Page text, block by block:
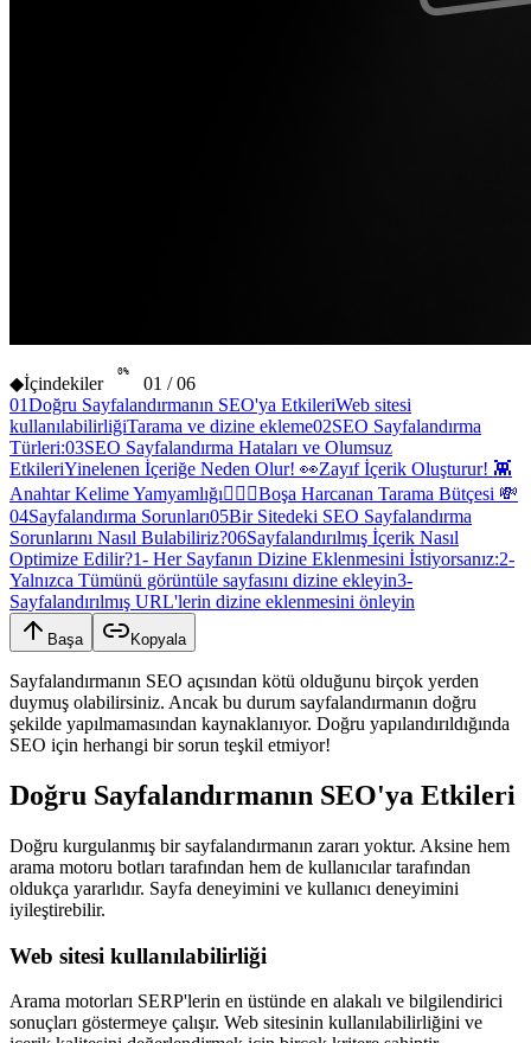
◆İçindekiler
0%
01 /06
01Doğru Sayfalandırmanın SEO'ya EtkileriWeb sitesi
kullanılabilirliğiTarama ve dizine ekleme02SEO Sayfalandırma
Türleri:03SEO Sayfalandırma Hataları ve Olumsuz
EtkileriYinelenen İçeriğe Neden Olur! 👀Zayıf İçerik Oluşturur! 👾
Anahtar Kelime Yamyamlığı🧛🏻‍♂️Boşa Harcanan Tarama Bütçesi 💸
04Sayfalandırma Sorunları05Bir Sitedeki SEO Sayfalandırma
Sorunlarını Nasıl Bulabiliriz?06Sayfalandırılmış İçerik Nasıl
Optimize Edilir?1- Her Sayfanın Dizine Eklenmesini İstiyorsanız:2-
Yalnızca Tümünü görüntüle sayfasını dizine ekleyin3-
Sayfalandırılmış URL'lerin dizine eklenmesini önleyin
Başa Kopyala
Sayfalandırmanın SEO açısından kötü olduğunu birçok yerden
duymuş olabilirsiniz. Ancak bu durum sayfalandırmanın doğru
şekilde yapılmamasından kaynaklanıyor. Doğru yapılandırıldığında
SEO için herhangi bir sorun teşkil etmiyor!
Doğru Sayfalandırmanın SEO'ya Etkileri
Doğru kurgulanmış bir sayfalandırmanın zararı yoktur. Aksine hem
arama motoru botları tarafından hem de kullanıcılar tarafından
oldukça yararlıdır. Sayfa deneyimini ve kullanıcı deneyimini
iyileştirebilir.
Web sitesi kullanılabilirliği
Arama motorları SERP'lerin en üstünde en alakalı ve bilgilendirici
sonuçları göstermeye çalışır. Web sitesinin kullanılabilirliğini ve